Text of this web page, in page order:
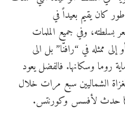
كان يقيم بعيداً في
بسلطته، وفي جميع الملمات
ممثله في “رافنّا” بل الى
روما وسكانها. فالفضل يعود
الشماليين سبع مرات خلال
كما حدث لأفسس وكورنتس.